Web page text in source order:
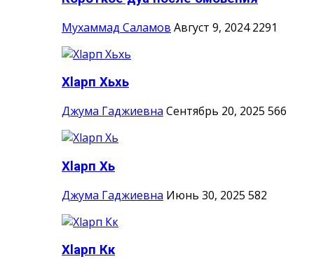
Мухаммад Саламов Август 9, 2024 2291
Хlарп Хьхь
Джума Гаджиевна Сентябрь 20, 2025 566
Хlарп Хь
Джума Гаджиевна Июнь 30, 2025 582
Хlарп Кк